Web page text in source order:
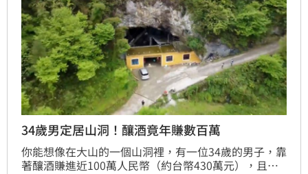
34歲男定居山洞！釀酒竟年賺數百萬
你能想像在大山的一個山洞裡，有一位34歲的男子，靠
著釀酒賺進近100萬人民幣（約台幣430萬元），且他